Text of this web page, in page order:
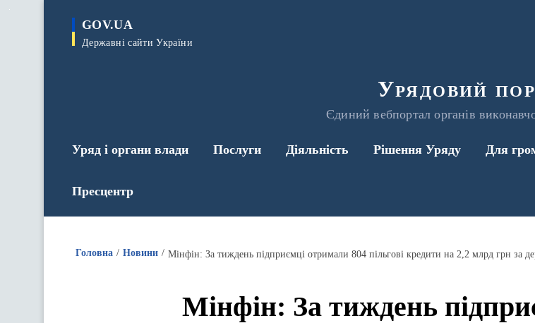
GOV.UA
Державні сайти України
Урядовий
Єдиний вебпортал органів
Уряд і органи влади Послуги Діяльність Рішення Уряду Для
Пресцентр
Головна Новини
Мінфін: За тиждень